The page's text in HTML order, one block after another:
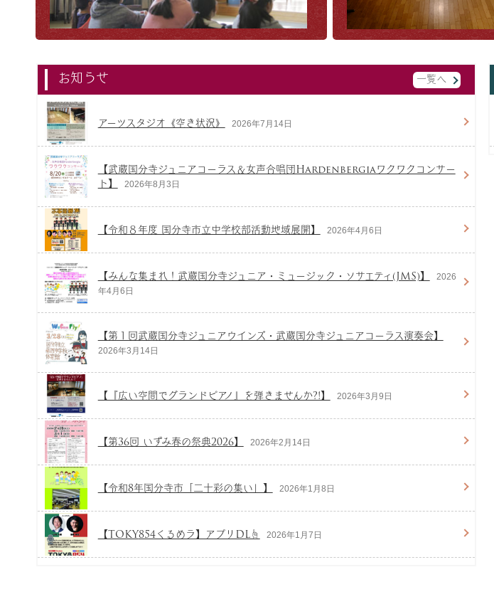
お知らせ 一覧へ
アーツスタジオ《空き状況》 2026年7月14日
【武蔵国分寺ジュニアコーラス＆女声合唱団Hardenbergiaワクワクコンサー
ト】
2026年8月3日
【令和８年度 国分寺市立中学校部活動地域展開】 2026年4月6日
【みんな集まれ！武蔵国分寺ジュニア・ミュージック・ソサエティ(JMS)】
2026
年4月6日
【第１回武蔵国分寺ジュニアウインズ・武蔵国分寺ジュニアコーラス演奏会】
2026年3月14日
【『広い空間でグランドピアノ』を弾きませんか?!】 2026年3月9日
【第36回 いずみ春の祭典2026】 2026年2月14日
【令和8年国分寺市「二十彩の集い」】 2026年1月8日
【TOKY854くるめラ】アプリDL☝ 2026年1月7日